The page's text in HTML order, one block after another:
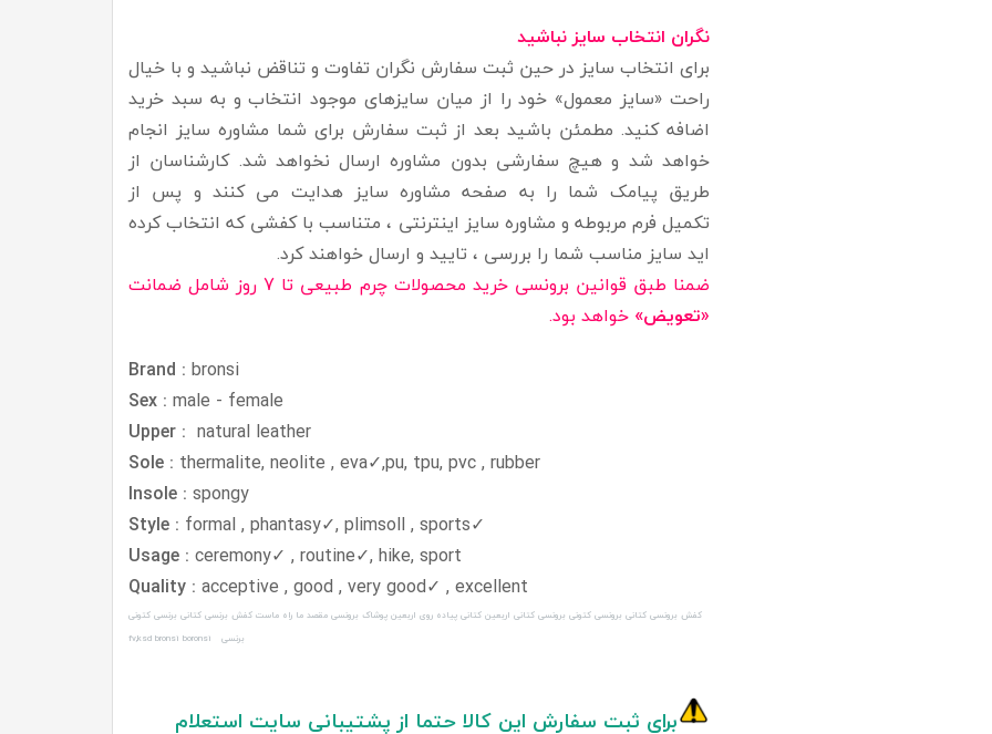
نگران انتخاب سایز نباشید
برای انتخاب سایز در حین ثبت سفارش نگران تفاوت و تناقض نباشید و با خیال
راحت «سایز معمول» خود را از میان سایزهای موجود انتخاب و به سبد خرید
اضافه کنید. مطمئن باشید بعد از ثبت سفارش برای شما مشاوره سایز انجام
خواهد شد و هیچ سفارشی بدون مشاوره ارسال نخواهد شد. کارشناسان از
طریق پیامک شما را به صفحه مشاوره سایز هدایت می کنند و پس از
تکمیل فرم مربوطه و مشاوره سایز اینترنتی ، متناسب با کفشی که انتخاب کرده
اید سایز مناسب شما را بررسی ، تایید و ارسال خواهند کرد.
ضمنا طبق قوانین برونسی خرید محصولات چرم طبیعی تا 7 روز شامل ضمانت
«تعویض» خواهد بود.
Brand : bronsi
Sex : male - female
natural leather
Sole : thermalite, neolite , eva✓,pu, tpu, pvc , rubber
Insole : spongy
✓
Style : formal , phantasy✓, plimsoll , sports
Usage : ceremony✓ , routine✓, hike, sport
Quality : acceptive , good , very good✓ , excellent
کفش برونسی کتانی برونسی کتونی برونسی کتانی اربعین کتانی پیاده روی اربعین پوشاک برونسی مقصد ما راه ماست کفش برنسی کتانی برنسی کتونی
برنسی fv,ksd bronsi boronsi
برای ثبت سفارش این کالا حتما از پشتیبانی سایت استعلام